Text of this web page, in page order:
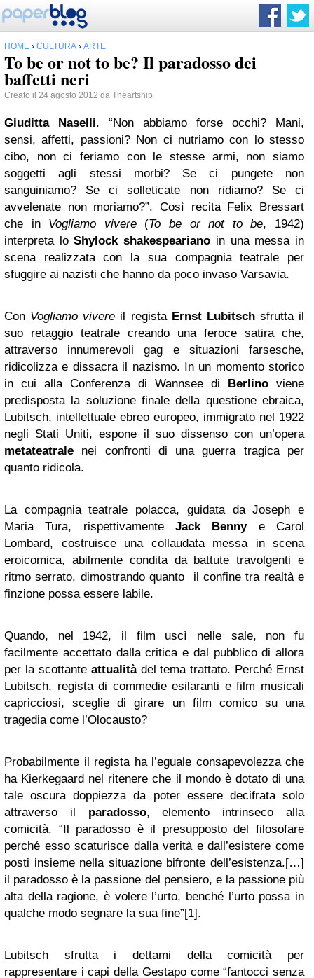
HOME › CULTURA › ARTE
To be or not to be? Il paradosso dei
baffetti neri
Creato il 24 agosto 2012 da Theartship
Giuditta Naselli. “Non abbiamo forse occhi? Mani,
sensi, affetti, passioni? Non ci nutriamo con lo stesso
cibo, non ci feriamo con le stesse armi, non siamo
soggetti agli stessi morbi? Se ci pungete non
sanguiniamo? Se ci solleticate non ridiamo? Se ci
avvelenate non moriamo?”. Così recita Felix Bressart
che in Vogliamo vivere(To be or not to be, 1942)
interpreta loShylock shakespeariano in una messa in
scena realizzata con la sua compagnia teatrale per
sfuggire ai nazisti che hanno da poco invaso Varsavia.
Con Vogliamo vivere il regista Ernst Lubitschsfrutta il
suo retaggio teatrale creando una feroce satira che,
attraverso innumerevoli gag e situazioni farsesche,
ridicolizza e dissacra il nazismo. In un momento storico
in cui alla Conferenza di Wannsee di Berlino viene
predisposta la soluzione finale della questione ebraica,
Lubitsch, intellettuale ebreo europeo, immigrato nel 1922
negli Stati Uniti, espone il suo dissenso con un’opera
metateatrale nei confronti di una guerra tragica per
quanto ridicola.
La compagnia teatrale polacca, guidata da Joseph e
Maria Tura, rispettivamente Jack Bennye Carol
Lombard, costruisce una collaudata messa in scena
eroicomica, abilmente condita da battute travolgenti e
ritmo serrato, dimostrando quanto il confine tra realtà e
finzione possa essere labile.
Quando, nel 1942, il film uscì nelle sale, non fu
facilmente accettato dalla critica e dal pubblico di allora
per la scottante attualità del tema trattato. Perché Ernst
Lubitsch, regista di commedie esilaranti e film musicali
capricciosi, sceglie di girare un film comico su una
tragedia come l’Olocausto?
Probabilmente il regista ha l’eguale consapevolezza che
ha Kierkegaard nel ritenere che il mondo è dotato di una
tale oscura doppiezza da poter essere decifrata solo
attraverso il paradosso, elemento intrinseco alla
comicità. “Il paradosso è il presupposto del filosofare
perché esso scaturisce dalla verità e dall’esistere come
posti insieme nella situazione bifronte dell’esistenza.[…]
il paradosso è la passione del pensiero, e la passione più
alta della ragione, è volere l’urto, benché l’urto possa in
qualche modo segnare la sua fine”[1].
Lubitsch sfrutta i dettami della comicità per
rappresentare i capi della Gestapo come “fantocci senza